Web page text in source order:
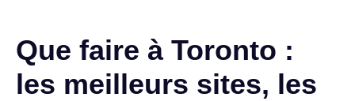
Que faire à Toronto :
les meilleurs sites, les